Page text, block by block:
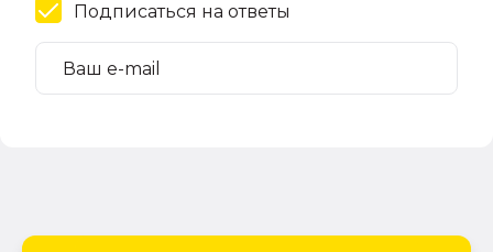
Подписаться на ответы